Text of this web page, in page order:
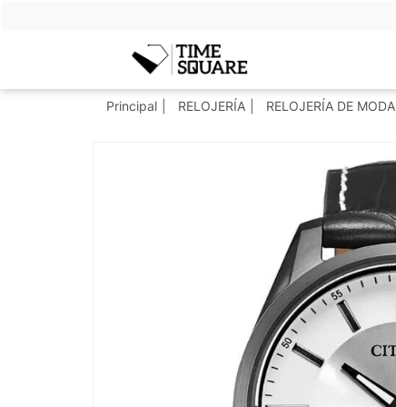
Timesquare
Principal RELOJERÍA RELOJERÍA DE MODA